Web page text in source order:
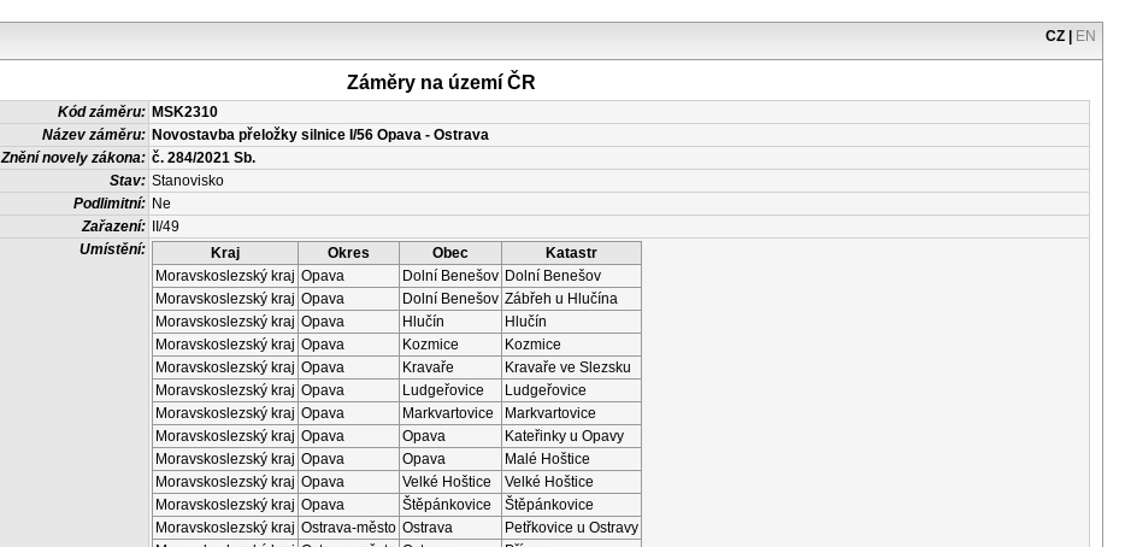
CZ EN
Záměry na území ČR
Kód záměru: MSK2310
Název záměru: Novostavba přeložky silnice I/56 Opava - Ostrava
Znění novely zákona: č. 284/2021 Sb.
Stav: Stanovisko
Podlimitní: Ne
Zařazení:
II/49
Umístění:
Kraj Okres Obec
Katastr
Moravskoslezský kraj Opava Dolní Benešov Dolní Benešov
Moravskoslezský kraj Opava Dolní Benešov Zábřeh u Hlučína
Moravskoslezský kraj Opava Hlučín
Hlučín
Moravskoslezský kraj Opava Kozmice
Kozmice
Moravskoslezský kraj Opava Kravaře
Kravaře ve Slezsku
Moravskoslezský kraj Opava Ludgeřovice
Ludgeřovice
Moravskoslezský kraj Opava Markvartovice
Markvartovice
Moravskoslezský kraj Opava Opava
Kateřinky u Opavy
Moravskoslezský kraj Opava Opava
Malé Hoštice
Moravskoslezský kraj Opava Velké Hoštice
Velké Hoštice
Moravskoslezský kraj Opava Štěpánkovice
Štěpánkovice
Moravskoslezský kraj Ostrava-město Ostrava
Petřkovice u Ostravy